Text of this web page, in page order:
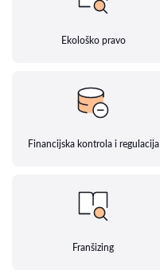
Ekološko pravo
Financijska kontrola i regulacija
Franšizing